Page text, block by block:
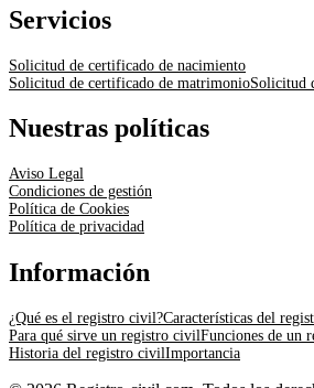
Servicios
Solicitud de certificado de nacimiento
Solicitud de certificado de matrimonioSolicitud
Nuestras políticas
Aviso Legal
Condiciones de gestión
Política de Cookies
Política de privacidad
Información
¿Qué es el registro civil?Características del
Para qué sirve un registro civilFunciones de un
Historia del registro civilImportancia